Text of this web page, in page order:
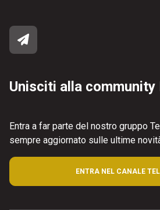
Unisciti alla community
Entra a far parte del nostro gruppo
sempre aggiornato sulle ultime
ENTRA NEL CANALE